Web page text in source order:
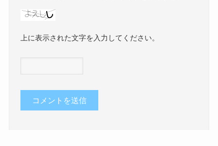
上に表示された文字を入力してください。